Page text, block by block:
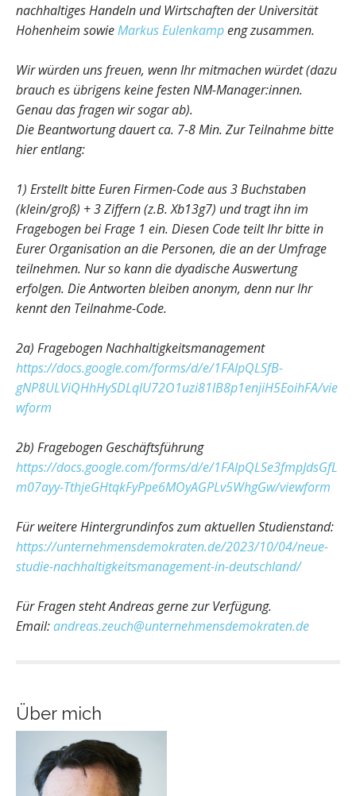
nachhaltiges Handeln und Wirtschaften der Universität
Hohenheim sowieMarkus Eulenkampeng zusammen.
Wir würden uns freuen, wenn Ihr mitmachen würdet (dazu
brauch es übrigens keine festen NM-Manager:innen.
Genau das fragen wir sogar ab).
Die Beantwortung dauert ca. 7-8 Min. Zur Teilnahme bitte
hier entlang:
1) Erstellt bitte Euren Firmen-Code aus 3 Buchstaben
(klein/groß) + 3 Ziffern (z.B. Xb13g7) und tragt ihn im
Fragebogen bei Frage 1 ein. Diesen Code teilt Ihr bitte in
Eurer Organisation an die Personen, die an der Umfrage
teilnehmen. Nur so kann die dyadische Auswertung
erfolgen. Die Antworten bleiben anonym, denn nur Ihr
kennt den Teilnahme-Code.
2a) Fragebogen Nachhaltigkeitsmanagement
https://docs.google.com/forms/d/e/1FAIpQLSfB-
gNP8ULViQHhHySDLqlU72O1uzi81lB8p1enjiH5EoihFA/vie
wform
2b) Fragebogen Geschäftsführung
https://docs.google.com/forms/d/e/1FAIpQLSe3fmpJdsGfL
m07ayy-TthjeGHtqkFyPpe6MOyAGPLv5WhgGw/viewform
Für weitere Hintergrundinfos zum aktuellen Studienstand:
https://unternehmensdemokraten.de/2023/10/04/neue-
studie-nachhaltigkeitsmanagement-in-deutschland/
Für Fragen steht Andreas gerne zur Verfügung.
Email:andreas.zeuch@unternehmensdemokraten.de
Über mich